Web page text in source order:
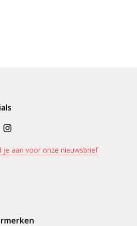
je aan voor onze nieuwsbrief